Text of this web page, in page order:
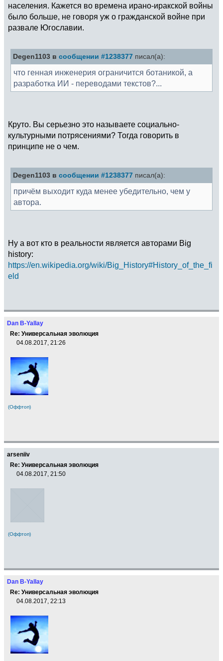
населения. Кажется во времена ирано-иракской войны
было больше, не говоря уж о гражданской войне при
развале Югославии.
Degen1103 в сообщении #1238377 писал(а):
что генная инженерия ограничится ботаникой, а
разработка ИИ - переводами текстов?...
Круто. Вы серьезно это называете социально-
культурными потрясениями? Тогда говорить в
принципе не о чем.
Degen1103 в сообщении #1238377 писал(а):
причём выходит куда менее убедительно, чем у
автора.
Ну а вот кто в реальности является авторами Big
history:
https://en.wikipedia.org/wiki/Big_History#History_of_the_fi
eld
Dan B-Yallay
Re: Универсальная эволюция
04.08.2017, 21:26
(Оффтоп)
arseniiv
Re: Универсальная эволюция
04.08.2017, 21:50
(Оффтоп)
Dan B-Yallay
Re: Универсальная эволюция
04.08.2017, 22:13